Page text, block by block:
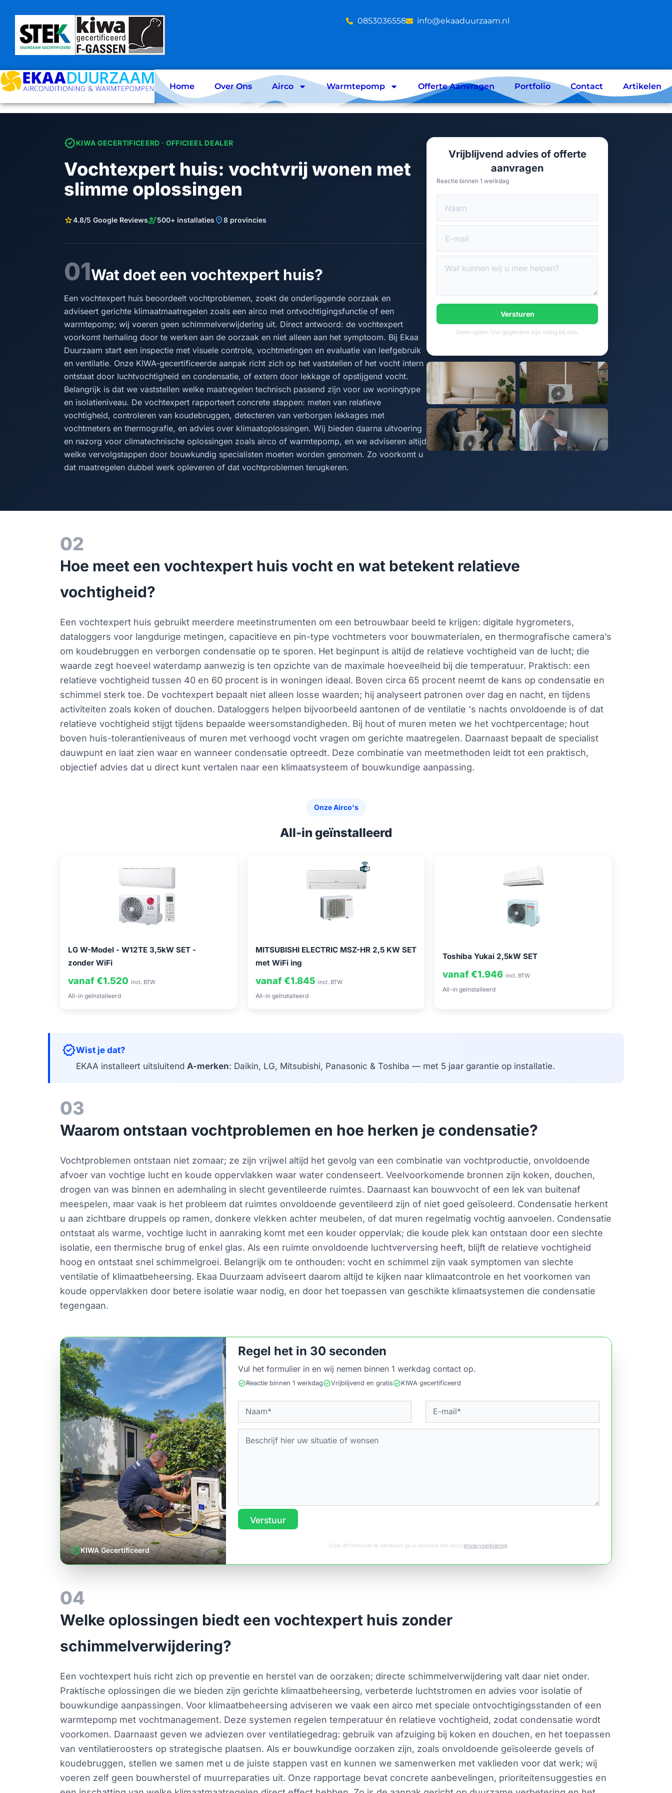
content
‪0853036558 info@ekaaduurzaam.nl
Home Over Ons Airco Warmtepomp Offerte Aanvragen Portfolio Contact Artikelen
verifiedKIWA GECERTIFICEERD · OFFICIEEL DEALER
Vochtexpert huis: vochtvrij wonen met
slimme oplossingen
star4.8/5 Google Reviewsengineering500+ installaties location_on8 provincies
01Wat doet een vochtexpert huis?
Een vochtexpert huis beoordeelt vochtproblemen, zoekt de onderliggende oorzaak en
adviseert gerichte klimaatmaatregelen zoals een airco met ontvochtigingsfunctie of een
warmtepomp; wij voeren geen schimmelverwijdering uit. Direct antwoord: de vochtexpert
voorkomt herhaling door te werken aan de oorzaak en niet alleen aan het symptoom. Bij Ekaa
Duurzaam start een inspectie met visuele controle, vochtmetingen en evaluatie van leefgebruik
en ventilatie. Onze KIWA-gecertificeerde aanpak richt zich op het vaststellen of het vocht intern
ontstaat door luchtvochtigheid en condensatie, of extern door lekkage of opstijgend vocht.
Belangrijk is dat we vaststellen welke maatregelen technisch passend zijn voor uw woningtype
en isolatieniveau. De vochtexpert rapporteert concrete stappen: meten van relatieve
vochtigheid, controleren van koudebruggen, detecteren van verborgen lekkages met
vochtmeters en thermografie, en advies over klimaatoplossingen. Wij bieden daarna uitvoering
en nazorg voor climatechnische oplossingen zoals airco of warmtepomp, en we adviseren altijd
welke vervolgstappen door bouwkundig specialisten moeten worden genomen. Zo voorkomt u
dat maatregelen dubbel werk opleveren of dat vochtproblemen terugkeren.
Vrijblijvend advies of offerte
aanvragen
Reactie binnen 1 werkdag
Versturen
Geen spam. Uw gegevens zijn veilig bij ons.
02
Hoe meet een vochtexpert huis vocht en wat betekent relatieve
vochtigheid?
Een vochtexpert huis gebruikt meerdere meetinstrumenten om een betrouwbaar beeld te krijgen: digitale hygrometers,
dataloggers voor langdurige metingen, capacitieve en pin-type vochtmeters voor bouwmaterialen, en thermografische camera’s
om koudebruggen en verborgen condensatie op te sporen. Het beginpunt is altijd de relatieve vochtigheid van de lucht; die
waarde zegt hoeveel waterdamp aanwezig is ten opzichte van de maximale hoeveelheid bij die temperatuur. Praktisch: een
relatieve vochtigheid tussen 40 en 60 procent is in woningen ideaal. Boven circa 65 procent neemt de kans op condensatie en
schimmel sterk toe. De vochtexpert bepaalt niet alleen losse waarden; hij analyseert patronen over dag en nacht, en tijdens
activiteiten zoals koken of douchen. Dataloggers helpen bijvoorbeeld aantonen of de ventilatie ‘s nachts onvoldoende is of dat
relatieve vochtigheid stijgt tijdens bepaalde weersomstandigheden. Bij hout of muren meten we het vochtpercentage; hout
boven huis-tolerantieniveaus of muren met verhoogd vocht vragen om gerichte maatregelen. Daarnaast bepaalt de specialist
dauwpunt en laat zien waar en wanneer condensatie optreedt. Deze combinatie van meetmethoden leidt tot een praktisch,
objectief advies dat u direct kunt vertalen naar een klimaatsysteem of bouwkundige aanpassing.
Onze Airco's
All-in geïnstalleerd
LG W-Model - W12TE 3,5kW SET -
zonder WiFi
vanaf €1.520 incl. BTW
All-in geïnstalleerd
MITSUBISHI ELECTRIC MSZ-HR 2,5 KW SET
met WiFi ing
vanaf €1.845 incl. BTW
All-in geïnstalleerd
Toshiba Yukai 2,5kW SET
vanaf €1.946 incl. BTW
All-in geïnstalleerd
verifiedWist je dat?
EKAA installeert uitsluitend A-merken: Daikin, LG, Mitsubishi, Panasonic & Toshiba — met 5 jaar garantie op installatie.
03
Waarom ontstaan vochtproblemen en hoe herken je condensatie?
Vochtproblemen ontstaan niet zomaar; ze zijn vrijwel altijd het gevolg van een combinatie van vochtproductie, onvoldoende
afvoer van vochtige lucht en koude oppervlakken waar water condenseert. Veelvoorkomende bronnen zijn koken, douchen,
drogen van was binnen en ademhaling in slecht geventileerde ruimtes. Daarnaast kan bouwvocht of een lek van buitenaf
meespelen, maar vaak is het probleem dat ruimtes onvoldoende geventileerd zijn of niet goed geïsoleerd. Condensatie herkent
u aan zichtbare druppels op ramen, donkere vlekken achter meubelen, of dat muren regelmatig vochtig aanvoelen. Condensatie
ontstaat als warme, vochtige lucht in aanraking komt met een kouder oppervlak; die koude plek kan ontstaan door een slechte
isolatie, een thermische brug of enkel glas. Als een ruimte onvoldoende luchtverversing heeft, blijft de relatieve vochtigheid
hoog en ontstaat snel schimmelgroei. Belangrijk om te onthouden: vocht en schimmel zijn vaak symptomen van slechte
ventilatie of klimaatbeheersing. Ekaa Duurzaam adviseert daarom altijd te kijken naar klimaatcontrole en het voorkomen van
koude oppervlakken door betere isolatie waar nodig, en door het toepassen van geschikte klimaatsystemen die condensatie
tegengaan.
verifiedKIWA Gecertificeerd
Regel het in 30 seconden
Vul het formulier in en wij nemen binnen 1 werkdag contact op.
check_circleReactie binnen 1 werkdagcheck_circleVrijblijvend en gratischeck_circleKIWA gecertificeerd
Verstuur
Door dit formulier te versturen ga je akkoord met onze privacyverklaring.
04
Welke oplossingen biedt een vochtexpert huis zonder
schimmelverwijdering?
Een vochtexpert huis richt zich op preventie en herstel van de oorzaken; directe schimmelverwijdering valt daar niet onder.
Praktische oplossingen die we bieden zijn gerichte klimaatbeheersing, verbeterde luchtstromen en advies voor isolatie of
bouwkundige aanpassingen. Voor klimaatbeheersing adviseren we vaak een airco met speciale ontvochtigingsstanden of een
warmtepomp met vochtmanagement. Deze systemen regelen temperatuur én relatieve vochtigheid, zodat condensatie wordt
voorkomen. Daarnaast geven we adviezen over ventilatiegedrag: gebruik van afzuiging bij koken en douchen, en het toepassen
van ventilatieroosters op strategische plaatsen. Als er bouwkundige oorzaken zijn, zoals onvoldoende geïsoleerde gevels of
koudebruggen, stellen we samen met u de juiste stappen vast en kunnen we samenwerken met vaklieden voor dat werk; wij
voeren zelf geen bouwherstel of muurreparaties uit. Onze rapportage bevat concrete aanbevelingen, prioriteitensuggesties en